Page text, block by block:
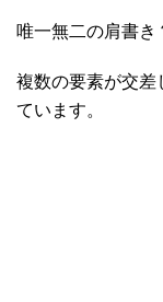
唯一無二の肩書き
複数の要素が交差
ています。